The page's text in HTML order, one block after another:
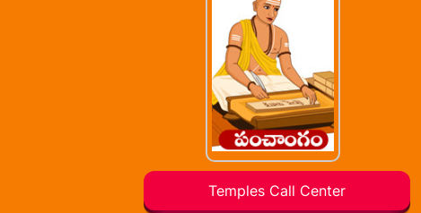
Temples Call Center